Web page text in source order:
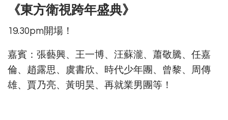
《東方衛視跨年盛典》
19.30pm開場！
嘉賓：張藝興、王一博、汪蘇瀧、蕭敬騰、任嘉
倫、趙露思、虞書欣、時代少年團、曾黎、周傳
雄、賈乃亮、黃明昊、再就業男團等！